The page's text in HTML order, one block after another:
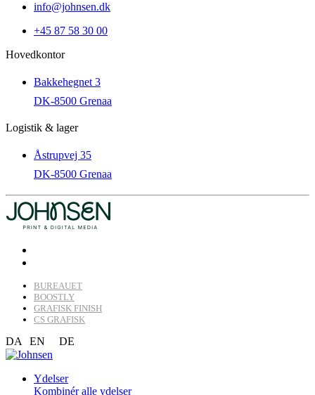
info@johnsen.dk
+45 87 58 30 00
Hovedkontor
Bakkehegnet 3
DK-8500 Grenaa
Logistik & lager
Åstrupvej 35
DK-8500 Grenaa
BUREAUET
BOOSTLY
GRAFISK FINISH
CS GRAFISK
DA EN DE
Ydelser
Kombinér alle ydelser